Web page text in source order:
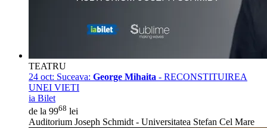
TEATRU
24 oct: Suceava: George Mihaita - RECONSTITUIREA
UNEI VIETI
ia Bilet
de la 9968 lei
Auditorium Joseph Schmidt - Universitatea Stefan Cel Mare